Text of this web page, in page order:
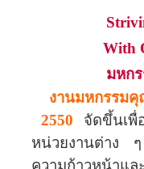
With
มหก
งานมหกรรม
2550 จัดขึ้นเพื่
หน่วยงานต่าง
ความก้าวหน้าแ